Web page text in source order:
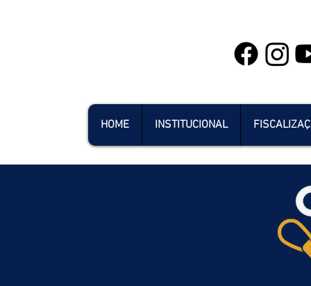
HOME INSTITUCIONAL